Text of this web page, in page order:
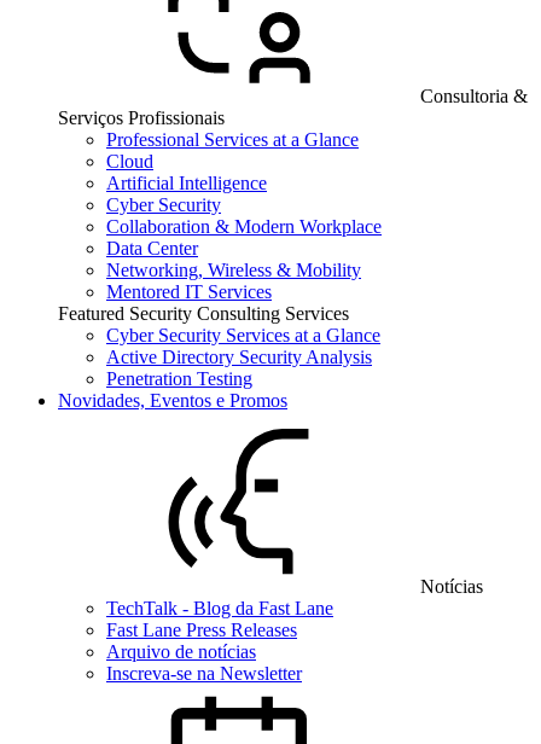
Consultoria &
Serviços Profissionais
Professional Services at a Glance
Cloud
Artificial Intelligence
Cyber Security
Collaboration & Modern Workplace
Data Center
Networking, Wireless & Mobility
Mentored IT Services
Featured Security Consulting Services
Cyber Security Services at a Glance
Active Directory Security Analysis
Penetration Testing
Novidades, Eventos e Promos
Notícias
TechTalk - Blog da Fast Lane
Fast Lane Press Releases
Arquivo de notícias
Inscreva-se na Newsletter